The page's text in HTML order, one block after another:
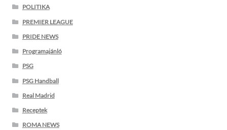
POLITIKA
PREMIER LEAGUE
PRIDE NEWS
Programajánló
PSG
PSG Handball
Real Madrid
Receptek
ROMA NEWS